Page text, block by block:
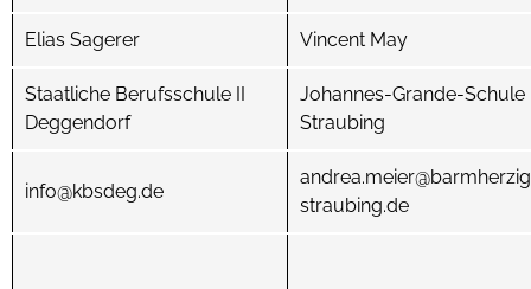
Elias Sagerer Vincent May
Staatliche Berufsschule II
Deggendorf
Johannes-Grande-Schule
Straubing
info@kbsdeg.de
straubing.de